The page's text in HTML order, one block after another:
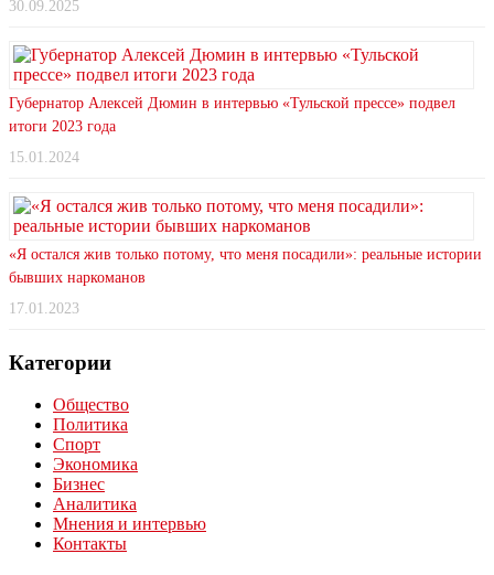
30.09.2025
Губернатор Алексей Дюмин в интервью «Тульской прессе» подвел
итоги 2023 года
15.01.2024
«Я остался жив только потому, что меня посадили»: реальные истории
бывших наркоманов
17.01.2023
Категории
Общество
Политика
Спорт
Экономика
Бизнес
Аналитика
Мнения и интервью
Контакты